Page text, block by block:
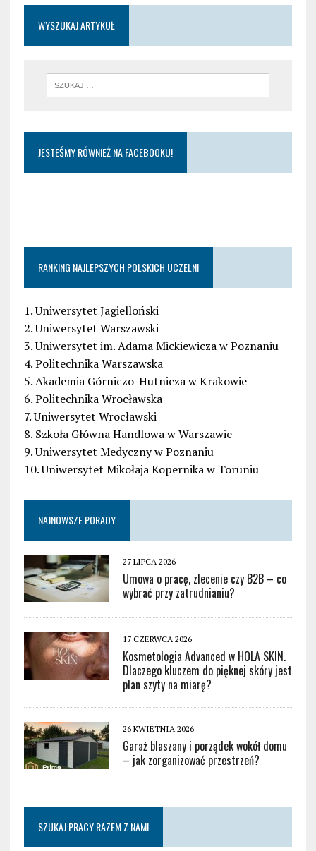
WYSZUKAJ ARTYKUŁ
JESTEŚMY RÓWNIEŻ NA FACEBOOKU!
RANKING NAJLEPSZYCH POLSKICH UCZELNI
1. Uniwersytet Jagielloński
2. Uniwersytet Warszawski
3. Uniwersytet im. Adama Mickiewicza w Poznaniu
4. Politechnika Warszawska
5. Akademia Górniczo-Hutnicza w Krakowie
6. Politechnika Wrocławska
7. Uniwersytet Wrocławski
8. Szkoła Główna Handlowa w Warszawie
9. Uniwersytet Medyczny w Poznaniu
10. Uniwersytet Mikołaja Kopernika w Toruniu
NAJNOWSZE PORADY
27 LIPCA 2026
Umowa o pracę, zlecenie czy B2B – co
wybrać przy zatrudnianiu?
17 CZERWCA 2026
Kosmetologia Advanced w HOLA SKIN.
Dlaczego kluczem do pięknej skóry jest
plan szyty na miarę?
26 KWIETNIA 2026
Garaż blaszany i porządek wokół domu
– jak zorganizować przestrzeń?
SZUKAJ PRACY RAZEM Z NAMI